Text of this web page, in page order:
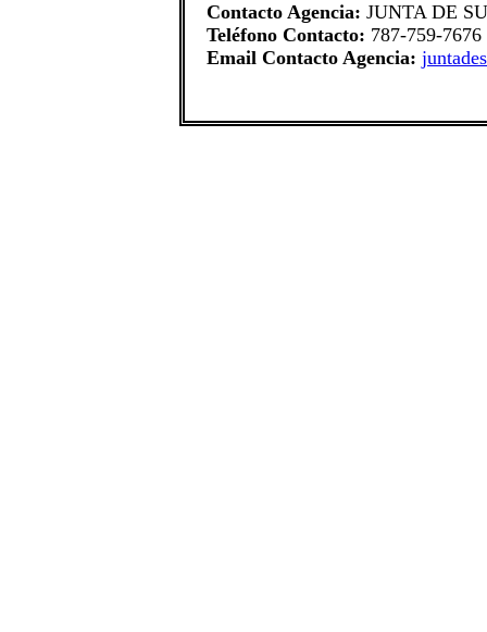
Contacto Agencia: JUNTA DE
Teléfono Contacto: 787-759-7676
Email Contacto Agencia: